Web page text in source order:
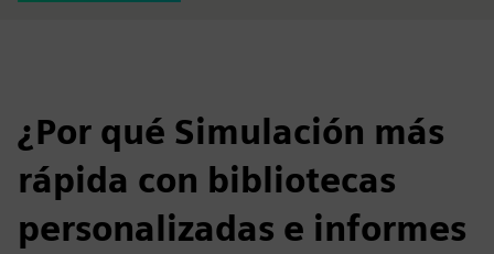
¿Por qué Simulación más
rápida con bibliotecas
personalizadas e informes